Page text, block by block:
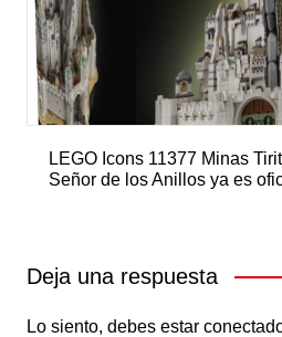
LEGO Icons 11377 Minas
Señor de los Anillos ya es
Deja una respuesta
Lo siento, debes estar